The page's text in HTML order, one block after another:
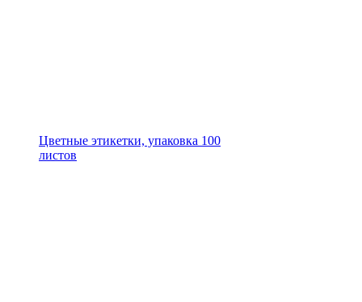
Цветные этикетки, упаковка 100
листов